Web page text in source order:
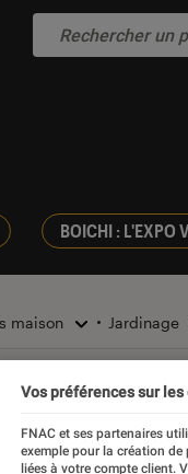
BOICHI : L'EXPO
maison Jardinage
Vos préférences sur les
FNAC et ses partenaires
exemple pour la création
liées à votre compte client.